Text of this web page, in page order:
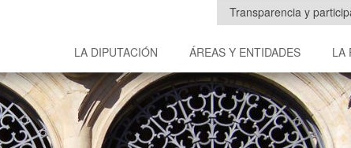
Transparencia y
LA DIPUTACIÓN ÁREAS Y ENTIDADES LA